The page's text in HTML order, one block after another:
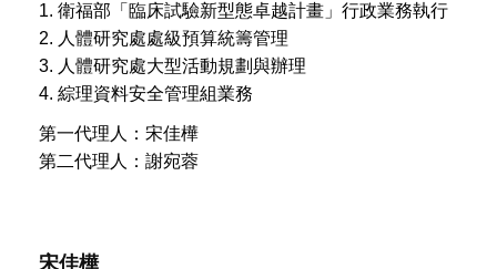
1. 衛福部「臨床試驗新型態卓越計畫」行政業務執行
2. 人體研究處處級預算統籌管理
3. 人體研究處大型活動規劃與辦理
4. 綜理資料安全管理組業務
第一代理人：宋佳樺
第二代理人：謝宛蓉
宋佳樺